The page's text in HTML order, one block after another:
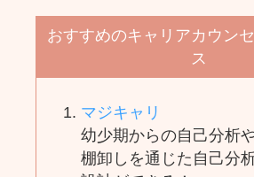
おすすめのキャリアカウン
ス
マジキャリ
幼少期からの自己分析
棚卸しを通じた自己分